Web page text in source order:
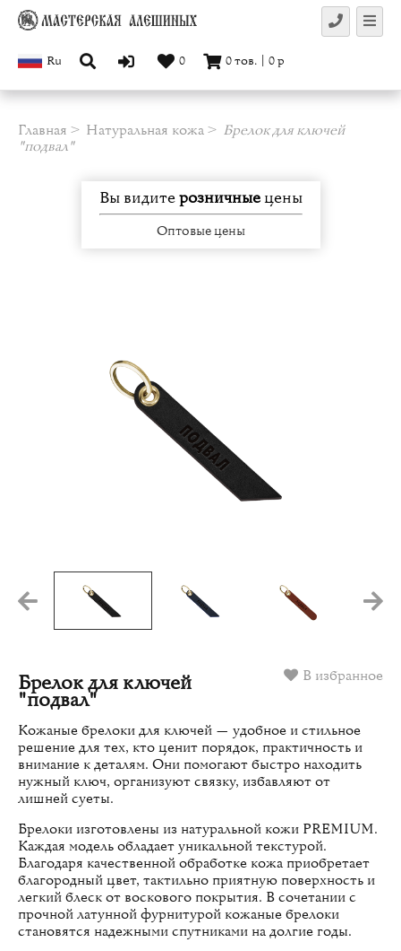
Ru 0 0тов. 0р
Главная Натуральная кожа
Брелок для ключей
"подвал"
Вы видитерозничныецены
Оптовые цены
В избранное
Брелок для ключей
"подвал"
Кожаные брелоки для ключей — удобное и стильное
решение для тех, кто ценит порядок, практичность и
внимание к деталям. Они помогают быстро находить
нужный ключ, организуют связку, избавляют от
лишней суеты.
Брелоки изготовлены из натуральной кожи PREMIUM.
Каждая модель обладает уникальной текстурой.
Благодаря качественной обработке кожа приобретает
благородный цвет, тактильно приятную поверхность и
легкий блеск от воскового покрытия. В сочетании с
прочной латунной фурнитурой кожаные брелоки
становятся надежными спутниками на долгие годы.